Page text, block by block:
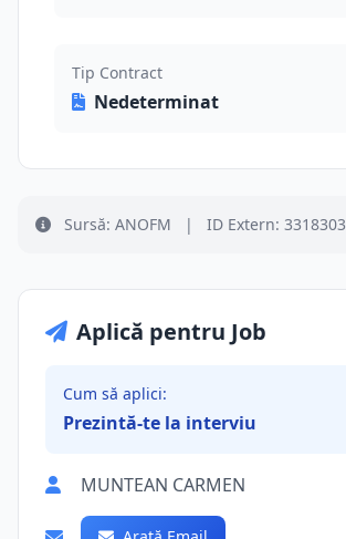
Tip Contract
Nedeterminat
Sursă: ANOFM | ID Extern: 3318303
Aplică pentru Job
Cum să aplici:
Prezintă-te la interviu
MUNTEAN CARMEN